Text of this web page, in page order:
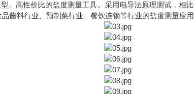
、高性价比的盐度测量工具。采用电导法原理测试，相
酱料行业、预制菜行业、餐饮连锁等行业的盐度测量应用